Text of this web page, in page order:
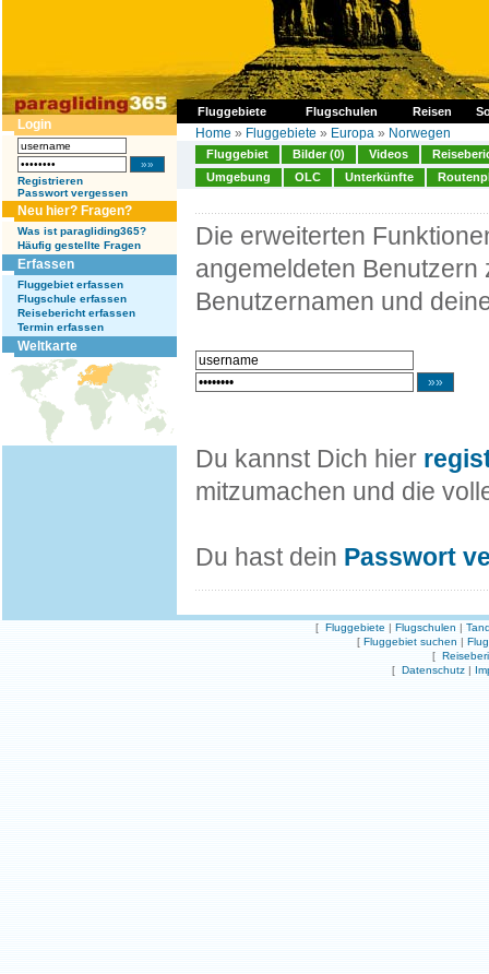
Fluggebiete Flugschulen Reisen
Login
Registrieren
Passwort vergessen
Neu hier? Fragen?
Was ist paragliding365?
Häufig gestellte Fragen
Erfassen
Fluggebiet erfassen
Flugschule erfassen
Reisebericht erfassen
Termin erfassen
Weltkarte
Home » Fluggebiete » Europa » Norwegen
Fluggebiet Bilder (0) Videos
Umgebung
OLC Unterkünfte
Die erweiterten
angemeldeten Benutzern
Benutzernamen und
Du kannst Dich hier
mitzumachen und die
Du hast dein Passwort
[ Fluggebiete | Flugschulen |
[ Fluggebiet suchen |
[
[ Datenschutz |